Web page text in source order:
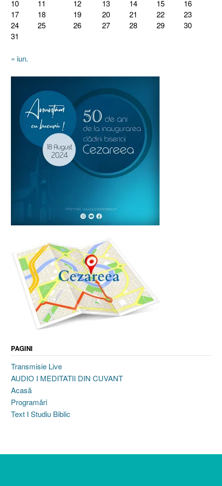
10
11 12 13 14 15
16
17
18 19 20 21 22
23
24
25 26 27 28 29
30
31
« iun.
PAGINI
Transmisie Live
AUDIO I MEDITATII DIN CUVANT
Acasă
Programări
Text I Studiu Biblic